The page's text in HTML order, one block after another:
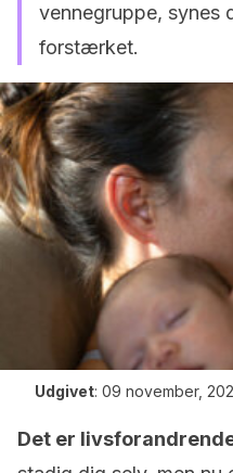
vennegruppe, synes
forstærket.
Udgivet: 09 november,
Det er